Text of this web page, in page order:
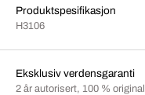
Produktspesifikasjon
H3106
Eksklusiv verdensgaranti
2 år autorisert, 100 % original